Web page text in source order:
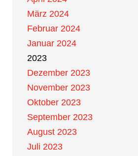
März 2024
Februar 2024
Januar 2024
2023
Dezember 2023
November 2023
Oktober 2023
September 2023
August 2023
Juli 2023